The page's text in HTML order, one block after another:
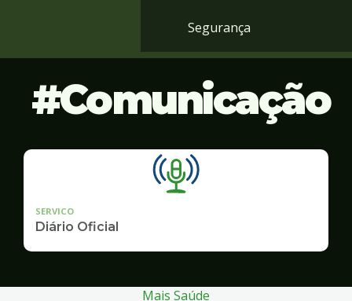
Segurança
Comunicação
SERVICO
Diário Oficial
Mais Saúde